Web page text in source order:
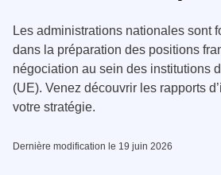
Les administrations nationales sont
dans la préparation des positions
négociation au sein des institutions
(UE). Venez découvrir les rapports
votre stratégie.
Dernière modification le 19 juin 2026